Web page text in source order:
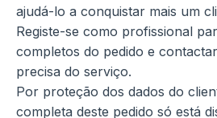
ajudá-lo a conquistar mais um
Registe-se como profissional
completos do pedido e
precisa do serviço.
Por proteção dos dados do
completa deste pedido só está